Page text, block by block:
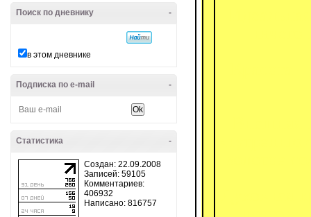
-
Поиск по дневнику
в этом дневнике
-
Подписка по e-mail
-
Статистика
Создан: 22.09.2008
Записей: 59105
Комментариев:
406932
Написано: 816757